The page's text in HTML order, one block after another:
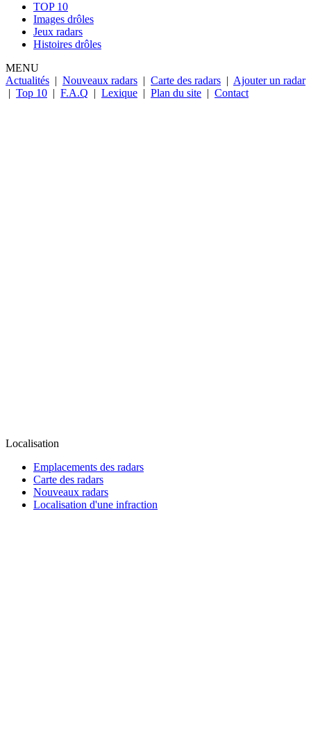
TOP 10
Images drôles
Jeux radars
Histoires drôles
MENU
Actualités | Nouveaux radars | Carte des radars | Ajouter un radar
| Top 10 | F.A.Q | Lexique | Plan du site | Contact
Localisation
Emplacements des radars
Carte des radars
Nouveaux radars
Localisation d'une infraction